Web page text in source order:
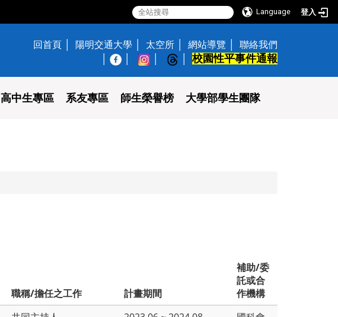
Language 登入
回首頁 陽明交通大學 太空所 網站導覽
聯絡我們
校園性平事件通報
高中生專區 系友專區 師生榮譽榜 大學部學生團隊
職稱/擔任之工作 計畫期間
補助/委
託或合
作機構